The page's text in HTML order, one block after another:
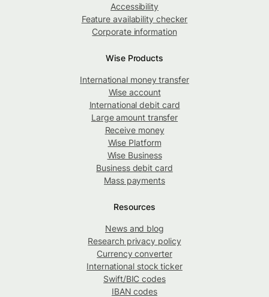
Accessibility
Feature availability checker
Corporate information
Wise Products
International money transfer
Wise account
International debit card
Large amount transfer
Receive money
Wise Platform
Wise Business
Business debit card
Mass payments
Resources
News and blog
Research privacy policy
Currency converter
International stock ticker
Swift/BIC codes
IBAN codes